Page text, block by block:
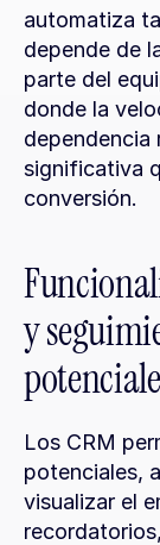
automatiza
depende de
parte del
donde la
dependencia
significativa
conversión.
y
Los CRM
potenciales,
visualizar el